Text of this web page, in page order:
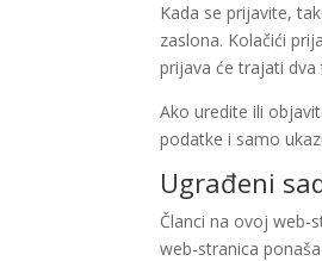
Kada se prijavite,
zaslona. Kolačići
prijava će trajati dva
Ako uredite ili
podatke i samo
Ugrađeni
Članci na ovoj web-
web-stranica